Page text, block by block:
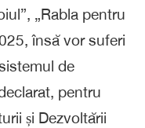
„Rabla pentru
însă vor suferi
de
pentru
și Dezvoltării